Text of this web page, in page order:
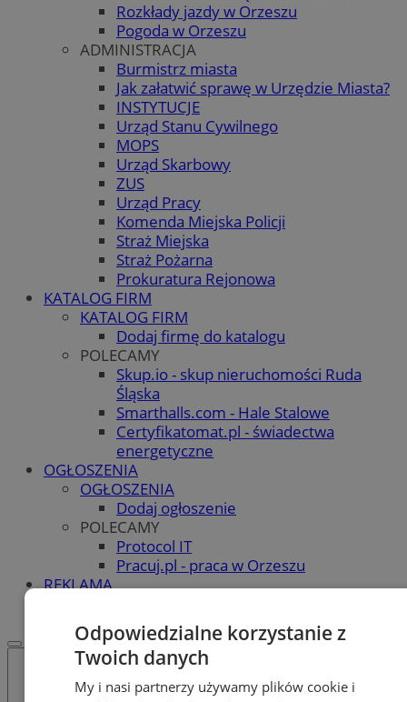
Rozkłady jazdy w Orzeszu
Pogoda w Orzeszu
ADMINISTRACJA
Burmistrz miasta
Jak załatwić sprawę w Urzędzie Miasta?
INSTYTUCJE
Urząd Stanu Cywilnego
MOPS
Urząd Skarbowy
ZUS
Urząd Pracy
Komenda Miejska Policji
Straż Miejska
Straż Pożarna
Prokuratura Rejonowa
KATALOG FIRM
KATALOG FIRM
Dodaj firmę do katalogu
POLECAMY
Skup.io - skup nieruchomości Ruda
Śląska
Smarthalls.com - Hale Stalowe
Certyfikatomat.pl - świadectwa
energetyczne
OGŁOSZENIA
OGŁOSZENIA
Dodaj ogłoszenie
POLECAMY
Protocol IT
Pracuj.pl - praca w Orzeszu
REKLAMA
Odpowiedzialne korzystanie z
Twoich danych
My i nasi partnerzy używamy plików cookie i